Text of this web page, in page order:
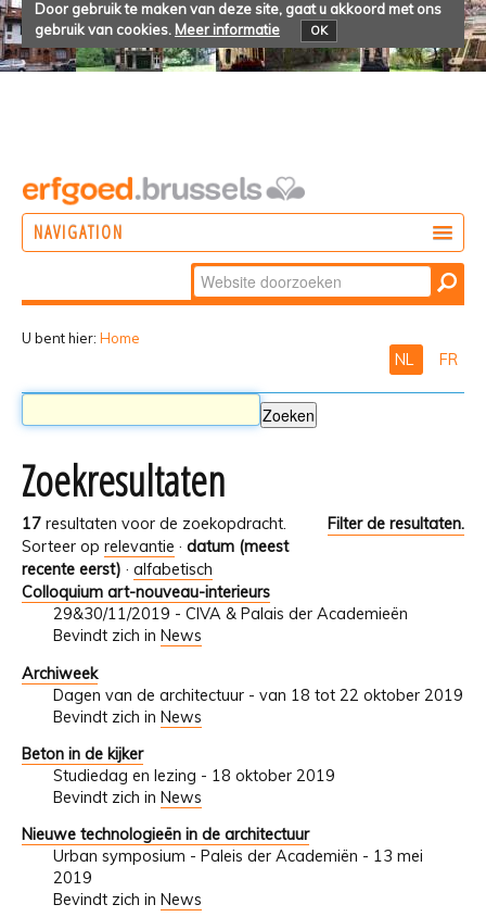
Door gebruik te maken van deze site, gaat u akkoord met ons
gebruik van cookies. Meer informatie OK
NAVIGATION
Zoek
Geavanceerd
U bent hier: Home
NL FR
Zoekresultaten
17 resultaten voor de zoekopdracht.
Filter de resultaten.
Sorteer op relevantie · datum (meest
recente eerst) · alfabetisch
Colloquium art-nouveau-interieurs
29&30/11/2019 - CIVA & Palais der Academieën
Bevindt zich in News
Archiweek
Dagen van de architectuur - van 18 tot 22 oktober 2019
Bevindt zich in News
Beton in de kijker
Studiedag en lezing - 18 oktober 2019
Bevindt zich in News
Nieuwe technologieën in de architectuur
Urban symposium - Paleis der Academiën - 13 mei
2019
Bevindt zich in News